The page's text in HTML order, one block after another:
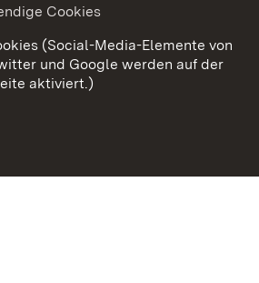
Benutzungshinweise
Cookies
Cookies
(Social-Media-Elemente von
und Google werden auf der
aktiviert.)